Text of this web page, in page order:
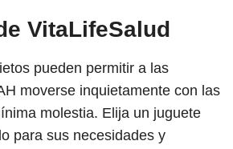
VitaLifeSalud
pueden permitir a las
moverse inquietamente con las
molestia. Elija un juguete
para sus necesidades y